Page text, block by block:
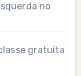
no
gratuita